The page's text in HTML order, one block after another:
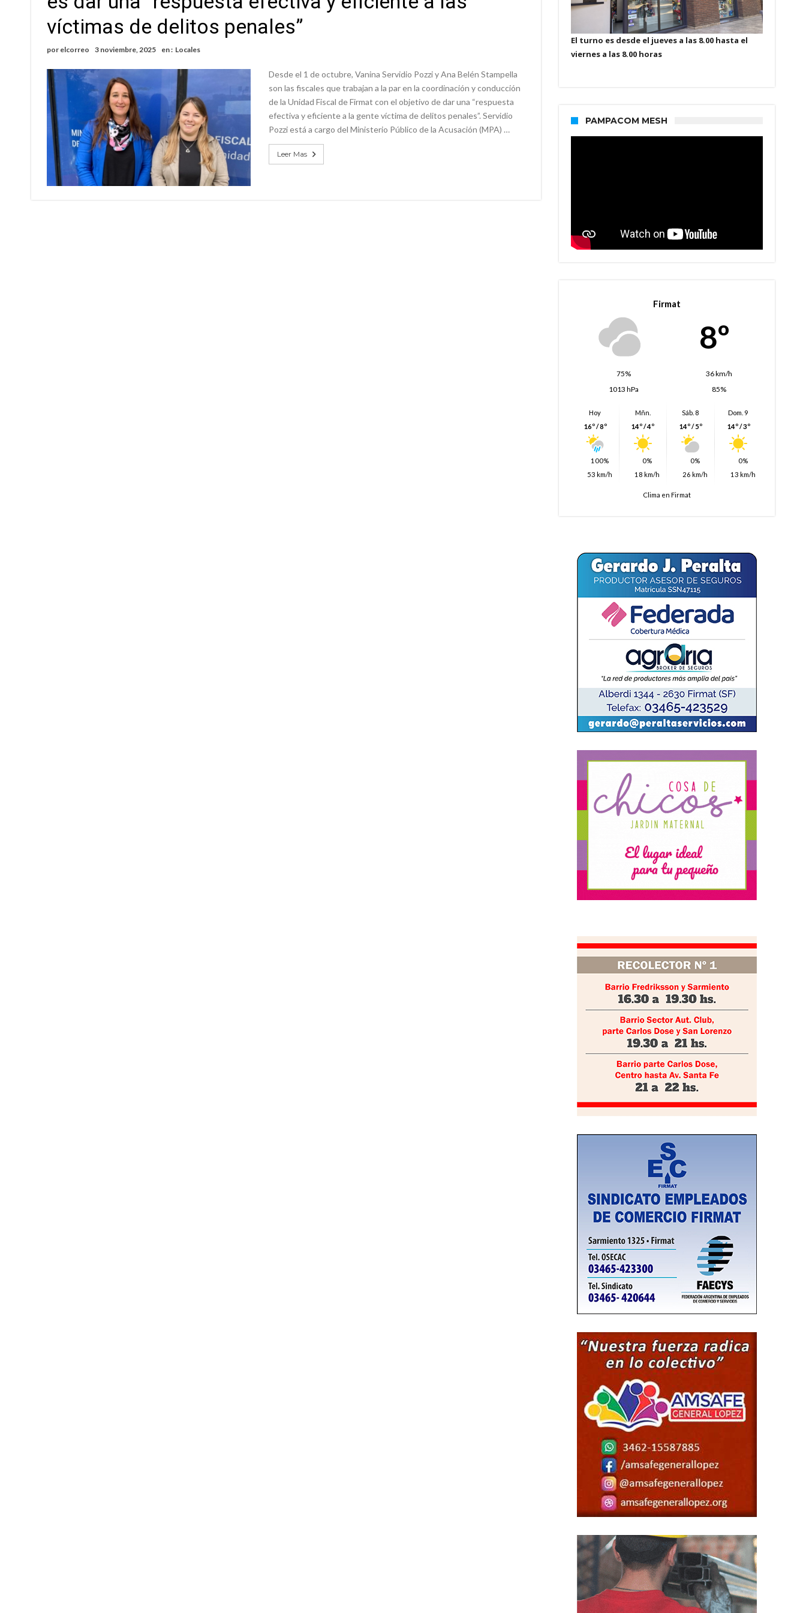
Villada: evalúan obras preventivas ante posibles lluvias intensas
Elortondo: avanza el plan de pavimentación con la licitación de cinco nuevas cuadras
víctimas de delitos penales”
por elcorreo 3 noviembre, 2025 en : Locales
Desde el 1 de octubre, Vanina Servidio Pozzi y Ana Belén Stampella
son las fiscales que trabajan a la par en la coordinación y conducción
de la Unidad Fiscal de Firmat con el objetivo de dar una “respuesta
efectiva y eficiente a la gente víctima de delitos penales”. Servidio
Pozzi está a cargo del Ministerio Público de la Acusación (MPA) …
Leer Mas
El turno es desde el jueves a las 8.00 hasta el
viernes a las 8.00 horas
PAMPACOM MESH
Firmat
8º
75%
36 km/h
1013 hPa
85%
Hoy
16º / 8º
100%
53 km/h
Mñn.
14º / 4º
0%
18 km/h
Sáb. 8
14º / 5º
0%
26 km/h
Dom. 9
14º / 3º
0%
13 km/h
Clima en Firmat